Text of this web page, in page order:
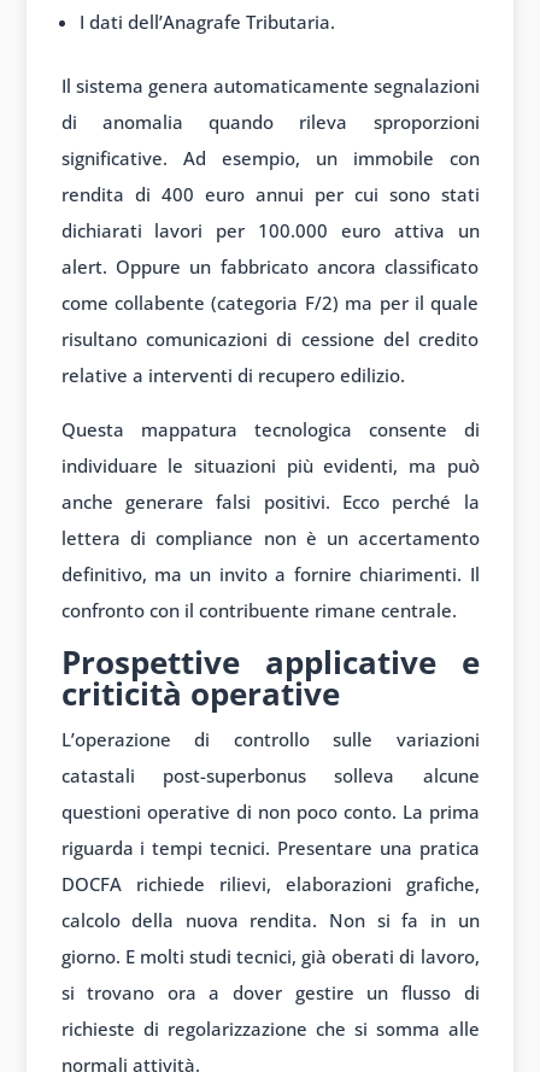
I dati dell’Anagrafe Tributaria.
Il sistema genera automaticamente segnalazioni
di anomalia quando rileva sproporzioni
significative. Ad esempio, un immobile con
rendita di 400 euro annui per cui sono stati
dichiarati lavori per 100.000 euro attiva un
alert. Oppure un fabbricato ancora classificato
come collabente (categoria F/2) ma per il quale
risultano comunicazioni di cessione del credito
relative a interventi di recupero edilizio.
Questa mappatura tecnologica consente di
individuare le situazioni più evidenti, ma può
anche generare falsi positivi. Ecco perché la
lettera di compliance non è un accertamento
definitivo, ma un invito a fornire chiarimenti. Il
confronto con il contribuente rimane centrale.
Prospettive applicative e
criticità operative
L’operazione di controllo sulle variazioni
catastali post-superbonus solleva alcune
questioni operative di non poco conto. La prima
riguarda i tempi tecnici. Presentare una pratica
DOCFA richiede rilievi, elaborazioni grafiche,
calcolo della nuova rendita. Non si fa in un
giorno. E molti studi tecnici, già oberati di lavoro,
si trovano ora a dover gestire un flusso di
richieste di regolarizzazione che si somma alle
normali attività.